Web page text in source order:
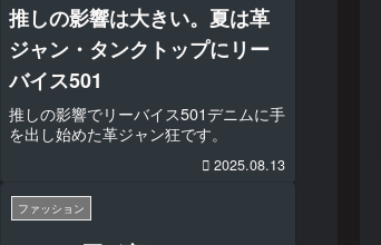
推しの影響は大きい。夏は革
ジャン・タンクトップにリー
バイス501
推しの影響でリーバイス501デニムに手
を出し始めた革ジャン狂です。
2025.08.13
ファッション